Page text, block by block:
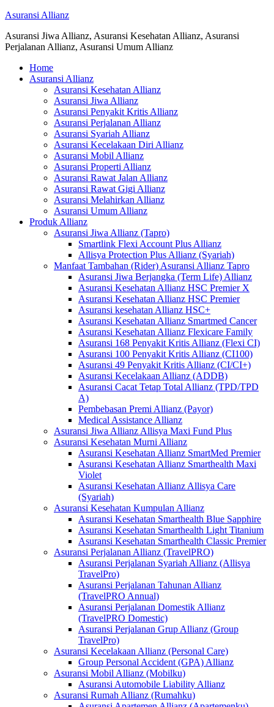
Asuransi Allianz
Asuransi Jiwa Allianz, Asuransi Kesehatan Allianz, Asuransi
Perjalanan Allianz, Asuransi Umum Allianz
Home
Asuransi Allianz
Asuransi Kesehatan Allianz
Asuransi Jiwa Allianz
Asuransi Penyakit Kritis Allianz
Asuransi Perjalanan Allianz
Asuransi Syariah Allianz
Asuransi Kecelakaan Diri Allianz
Asuransi Mobil Allianz
Asuransi Properti Allianz
Asuransi Rawat Jalan Allianz
Asuransi Rawat Gigi Allianz
Asuransi Melahirkan Allianz
Asuransi Umum Allianz
Produk Allianz
Asuransi Jiwa Allianz (Tapro)
Smartlink Flexi Account Plus Allianz
Allisya Protection Plus Allianz (Syariah)
Manfaat Tambahan (Rider) Asuransi Allianz Tapro
Asuransi Jiwa Berjangka (Term Life) Allianz
Asuransi Kesehatan Allianz HSC Premier X
Asuransi Kesehatan Allianz HSC Premier
Asuransi kesehatan Allianz HSC+
Asuransi Kesehatan Allianz Smartmed Cancer
Asuransi Kesehatan Allianz Flexicare Family
Asuransi 168 Penyakit Kritis Allianz (Flexi CI)
Asuransi 100 Penyakit Kritis Allianz (CI100)
Asuransi 49 Penyakit Kritis Allianz (CI/CI+)
Asuransi Kecelakaan Allianz (ADDB)
Asuransi Cacat Tetap Total Allianz (TPD/TPD
A)
Pembebasan Premi Allianz (Payor)
Medical Assistance Allianz
Asuransi Jiwa Allianz Allisya Maxi Fund Plus
Asuransi Kesehatan Murni Allianz
Asuransi Kesehatan Allianz SmartMed Premier
Asuransi Kesehatan Allianz Smarthealth Maxi
Violet
Asuransi Kesehatan Allianz Allisya Care
(Syariah)
Asuransi Kesehatan Kumpulan Allianz
Asuransi Kesehatan Smarthealth Blue Sapphire
Asuransi Kesehatan Smarthealth Light Titanium
Asuransi Kesehatan Smarthealth Classic Premier
Asuransi Perjalanan Allianz (TravelPRO)
Asuransi Perjalanan Syariah Allianz (Allisya
TravelPro)
Asuransi Perjalanan Tahunan Allianz
(TravelPRO Annual)
Asuransi Perjalanan Domestik Allianz
(TravelPRO Domestic)
Asuransi Perjalanan Grup Allianz (Group
TravelPro)
Asuransi Kecelakaan Allianz (Personal Care)
Group Personal Accident (GPA) Allianz
Asuransi Mobil Allianz (Mobilku)
Asuransi Automobile Liability Allianz
Asuransi Rumah Allianz (Rumahku)